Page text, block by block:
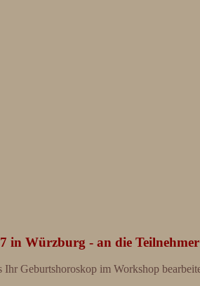
in Würzburg - an die
Ihr Geburtshoroskop im Workshop